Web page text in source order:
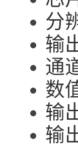
分
输
通
数
输
输